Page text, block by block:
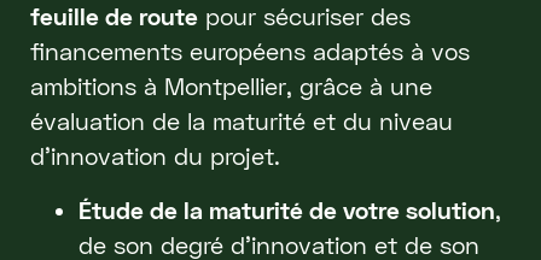
feuille de routepour sécuriser des
financements européens adaptés à vos
ambitions à Montpellier, grâce à une
évaluation de la maturité et du niveau
d’innovation du projet.
Étude de la maturité de votre solution,
de son degré d’innovation et de son